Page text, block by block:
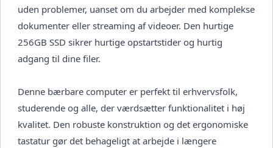
uden problemer, uanset om du arbejder med komplekse
dokumenter eller streaming af videoer. Den hurtige
256GB SSD sikrer hurtige opstartstider og hurtig
adgang til dine filer.
Denne bærbare computer er perfekt til erhvervsfolk,
studerende og alle, der værdsætter funktionalitet i høj
kvalitet. Den robuste konstruktion og det ergonomiske
tastatur gør det behageligt at arbejde i længere